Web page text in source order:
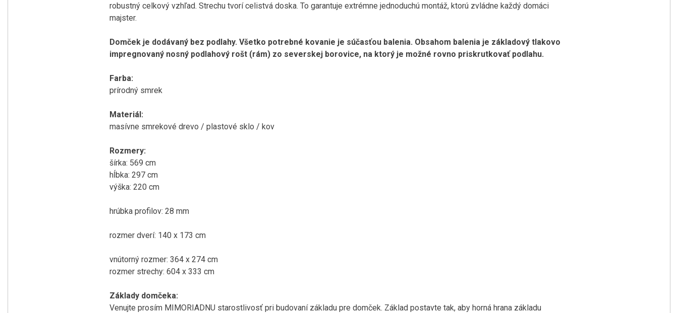
robustný celkový vzhľad. Strechu tvorí celistvá doska. To garantuje extrémne jednoduchú montáž, ktorú zvládne každý domáci
majster.
Domček je dodávaný bez podlahy. Všetko potrebné kovanie je súčasťou balenia. Obsahom balenia je základový tlakovo
impregnovaný nosný podlahový rošt (rám) zo severskej borovice, na ktorý je možné rovno priskrutkovať podlahu.
Farba:
prírodný smrek
Materiál:
masívne smrekové drevo / plastové sklo / kov
Rozmery:
šírka: 569 cm
hĺbka: 297 cm
výška: 220 cm
hrúbka profilov: 28 mm
rozmer dverí: 140 x 173 cm
vnútorný rozmer: 364 x 274 cm
rozmer strechy: 604 x 333 cm
Základy domčeka:
Venujte prosím MIMORIADNU starostlivosť pri budovaní základu pre domček. Základ postavte tak, aby horná hrana základu